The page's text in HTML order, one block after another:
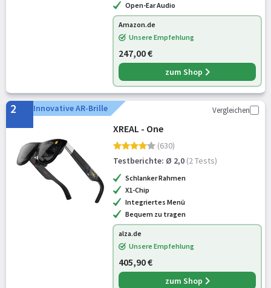
Open-Ear Audio
Amazon.de
Unsere Empfehlung
247,00 €
zum Shop
2 Innovative AR-Brille Vergleichen
XREAL - One
(630)
Testberichte: Ø 2,0 (2 Tests)
Schlanker Rahmen
X1-Chip
Integriertes Menü
Bequem zu tragen
alza.de
Unsere Empfehlung
405,90 €
zum Shop